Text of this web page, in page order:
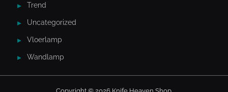
Trend
Uncategorized
Vloerlamp
Wandlamp